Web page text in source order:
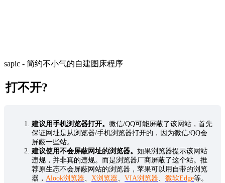
sapic - 简约不小气的自建图床程序
打不开?
建议用手机浏览器打开。 微信/QQ可能屏蔽了该网站，首先
保证网址是从浏览器/手机浏览器打开的，因为微信/QQ会
屏蔽一些站。
建议使用不会屏蔽网址的浏览器。 如果浏览器提示该网站
违规，并非真的违规。而是浏览器厂商屏蔽了这个站。推
荐原生态不会屏蔽网站的浏览器，苹果可以用自带的浏览
器， Alook浏览器、 X浏览器、 VIA浏览器、 微软Edge等。